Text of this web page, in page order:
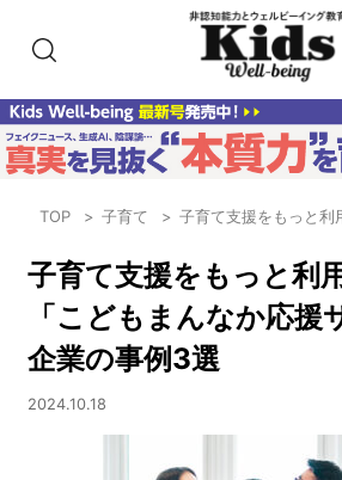
TOP 子育て 子育て支援をもっと
子育て支援をもっと利
「こどもまんなか応援
企業の事例3選
2024.10.18